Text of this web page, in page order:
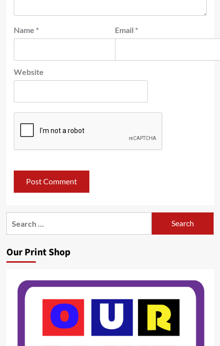
Name * Email *
Website
Our Print Shop